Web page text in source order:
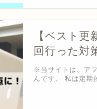
【ベスト
回行った対
※当サイトは、ア
んです。 私は定期